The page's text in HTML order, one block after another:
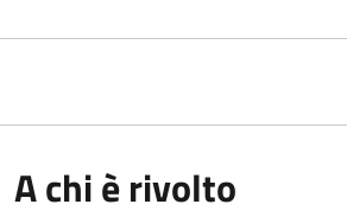
A chi è rivolto